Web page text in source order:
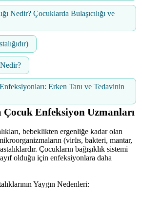
Nedir? Çocuklarda Bulaşıcılığı ve
Erken Tanı ve Tedavinin
Enfeksiyon Uzmanları
bebeklikten ergenliğe kadar olan
(virüs, bakteri, mantar,
Çocukların bağışıklık sistemi
olduğu için enfeksiyonlara daha
Yaygın Nedenleri: